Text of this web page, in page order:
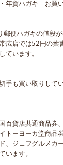
年賀ハガキ お買い
便ハガキの値段が
広店では52円の葉
ています。
手も買い取りしてい
百貨店共通商品券
トーヨーカ堂商品
、ジェフグルメカ
います。